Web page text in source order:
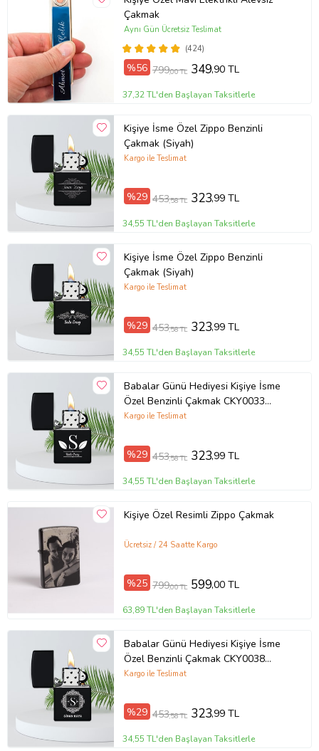
Çakmak
(424)
Aynı Gün Ücretsiz Teslimat
%56 799,00 TL 349,90 TL
37,32 TL'den Başlayan Taksitlerle
Kişiye İsme Özel Zippo Benzinli
Çakmak (Siyah)
Kargo ile Teslimat
%29 453,58 TL 323,99 TL
34,55 TL'den Başlayan Taksitlerle
Kişiye İsme Özel Zippo Benzinli
Çakmak (Siyah)
Kargo ile Teslimat
%29 453,58 TL 323,99 TL
34,55 TL'den Başlayan Taksitlerle
Babalar Günü Hediyesi Kişiye İsme
Özel Benzinli Çakmak CKY0033
(Siyah)
Kargo ile Teslimat
%29 453,58 TL 323,99 TL
34,55 TL'den Başlayan Taksitlerle
Kişiye Özel Resimli Zippo Çakmak
Ücretsiz / 24 Saatte Kargo
%25 799,00 TL 599,00 TL
63,89 TL'den Başlayan Taksitlerle
Babalar Günü Hediyesi Kişiye İsme
Özel Benzinli Çakmak CKY0038
(Siyah)
Kargo ile Teslimat
%29 453,58 TL 323,99 TL
34,55 TL'den Başlayan Taksitlerle